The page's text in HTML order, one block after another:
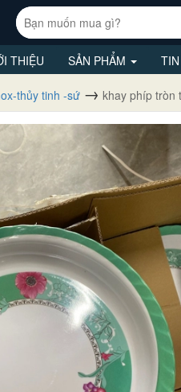
THIỆU SẢN PHẨM
thủy tinh -sứ khay phíp tròn